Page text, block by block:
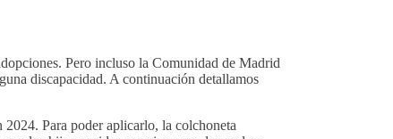
Pero incluso la Comunidad de Madrid
discapacidad. A continuación detallamos
Para poder aplicarlo, la colchoneta